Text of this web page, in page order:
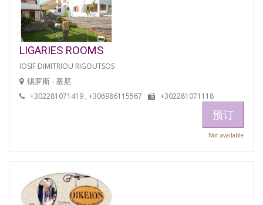
LIGARIES ROOMS
IOSIF DIMITRIOU RIGOUTSOS
锡罗斯 - 基尼
+302281071419 , +306986115567 +302281071118
预订
Not available